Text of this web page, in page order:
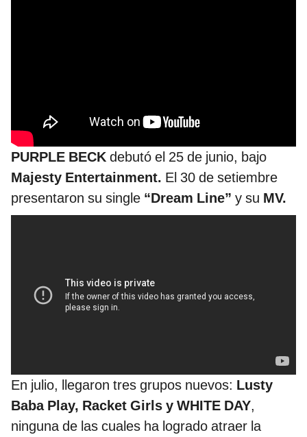
PURPLE BECK debutó el 25 de junio, bajo
Majesty Entertainment. El 30 de setiembre
presentaron su single “Dream Line” y su MV.
En julio, llegaron tres grupos nuevos: Lusty
Baba Play, Racket Girls y WHITE DAY,
ninguna de las cuales ha logrado atraer la